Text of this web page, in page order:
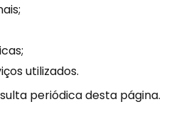
utilizados.
periódica desta página.